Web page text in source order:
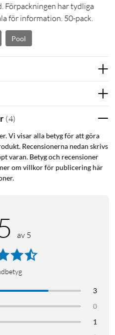
Förpackningen har tydliga
för information. 50-pack.
Pool
(4)
Vi visar alla betyg för att göra
Recensionerna nedan skrivs
varan. Betyg och recensioner
om villkor för publicering här
av 5
3
0
1